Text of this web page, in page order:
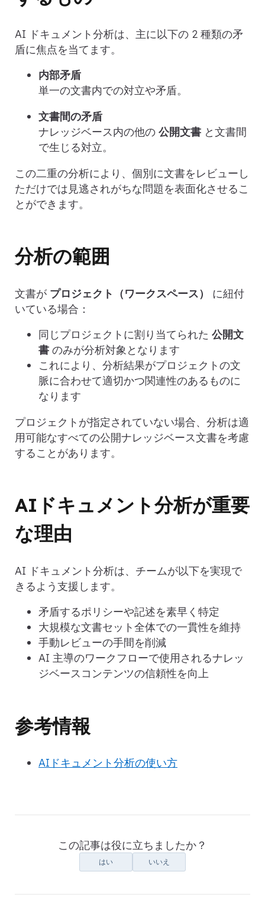
AI ドキュメント分析は、主に以下の 2 種類の矛
盾に焦点を当てます。
内部矛盾
単一の文書内での対立や矛盾。
文書間の矛盾
ナレッジベース内の他の 公開文書 と文書間
で生じる対立。
この二重の分析により、個別に文書をレビューし
ただけでは見逃されがちな問題を表面化させるこ
とができます。
分析の範囲
文書が プロジェクト（ワークスペース）
に紐付
いている場合：
同じプロジェクトに割り当てられた 公開文
書 のみが分析対象となります
これにより、分析結果がプロジェクトの文
脈に合わせて適切かつ関連性のあるものに
なります
プロジェクトが指定されていない場合、分析は適
用可能なすべての公開ナレッジベース文書を考慮
することがあります。
AIドキュメント分析が重要
な理由
AI ドキュメント分析は、チームが以下を実現で
きるよう支援します。
矛盾するポリシーや記述を素早く特定
大規模な文書セット全体での一貫性を維持
手動レビューの手間を削減
AI 主導のワークフローで使用されるナレッ
ジベースコンテンツの信頼性を向上
参考情報
AIドキュメント分析の使い方
この記事は役に立ちましたか？
はい いいえ